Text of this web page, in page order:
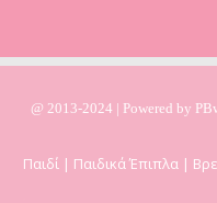
@ 2013-2024 | Powered by
Παιδί | Παιδικά Έπιπλα |